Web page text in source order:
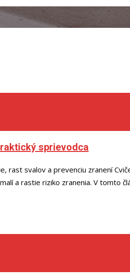
sprievodca
rast svalov a prevenciu zranení
a rastie riziko zranenia. V tomto